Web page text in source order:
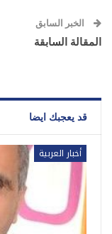
الخبر السابق
المقالة السابقة
قد يعجبك ايضا
أخبار العربية